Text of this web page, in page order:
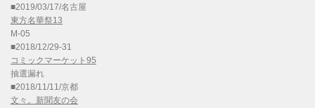
■2019/03/17/名古屋
東方名華祭13
M-05
■2018/12/29-31
コミックマーケット95
抽選漏れ
■2018/11/11/京都
文々。新聞友の会